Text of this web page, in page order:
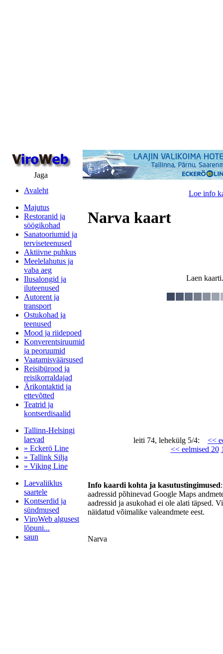
Jaga
Avaleht
Majutus
Restoranid ja
söögikohad
Sanatooriumid ja
terviseteenused
Aktiivne puhkus
Meelelahutus ja
vaba aeg
Ilusalongid ja
iluteenused
Autorent ja
transport
Ostukohad ja
teenused
Mood ja riidepoed
Konverentsiruumid
ja peoruumid
Vaatamisväärsused
Reisibürood ja
reisikorraldajad
Ärikontaktid ja
ettevõtted
Teatrid ja
kontserdisaalid
Tallinn-Helsingi
laevad
» Eckerö Line
» Tallink Silja
» Viking Line
Laevaliiklus
saartele
Kontserdid ja
sündmused
ViroWeb algusest
lõpuni...
saun
Loe info
Narva kaart
Laen
leiti 74, lehekülg 5/4: <<
<< eelmised 20
Info kaardi kohta ja kasutustingimused
aadressid põhinevad Google Maps
aadressid ja asukohad ei ole alati täpsed.
näidatud võimalike valeandmete eest.
Narva